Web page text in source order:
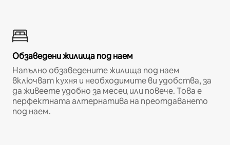
Обзаведени жилища под наем
Напълно обзаведените жилища под наем
включват кухня и необходимите ви удобства, за
да живеете удобно за месец или повече. Това е
перфектната алтернатива на преотдаването
под наем.